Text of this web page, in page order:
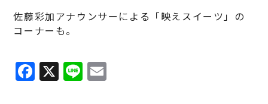
佐藤彩加アナウンサーによる「映えスイーツ」の
コーナーも。
F
a
X Li
n